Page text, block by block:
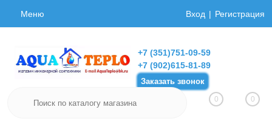
Меню Вход Регистрация
+7 (351)751-09-59
+7 (902)615-81-89
Заказать звонок
0 0